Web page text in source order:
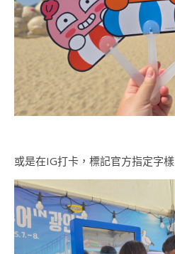
或是在IG打卡，標記官方指定字樣